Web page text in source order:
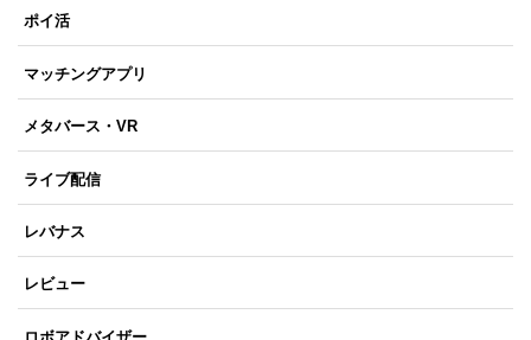
ポイ活
マッチングアプリ
メタバース・VR
ライブ配信
レバナス
レビュー